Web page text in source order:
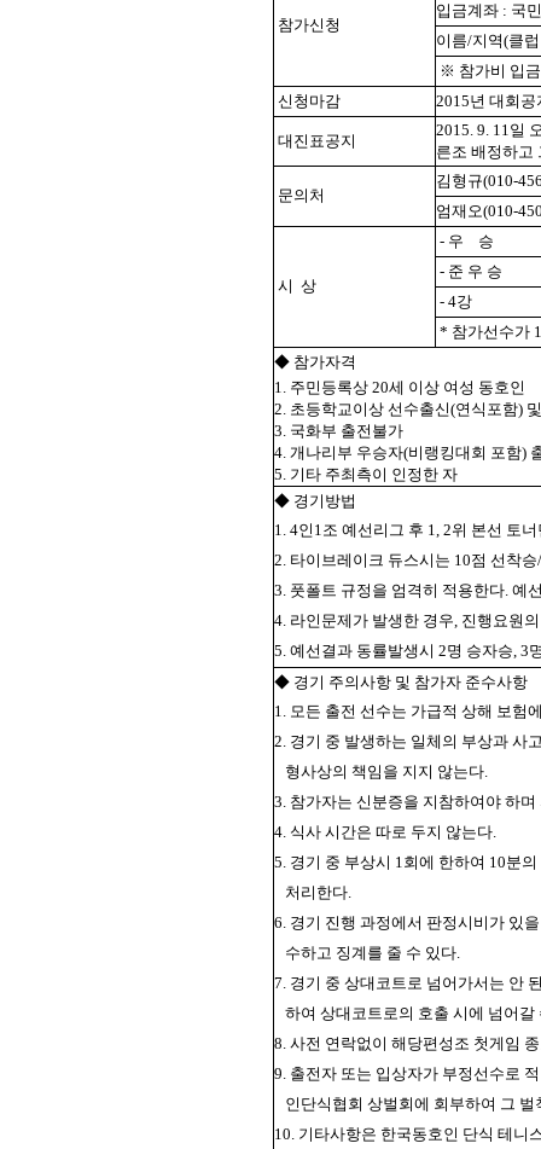
참가신청
입금계좌 : 국
이름/지역(클
※ 참가비 입
신청마감
2015년 대회
대진표공지
2015. 9. 11일
른조 배정하고
문의처
김형규(010-
엄재오(010-
시 상
- 우 승
- 준 우 승
- 4강
* 참가선수가
◆ 참가자격
1. 주민등록상 20세 이상 여성 동호인
2. 초등학교이상 선수출신(연식포함)
3. 국화부 출전불가
4. 개나리부 우승자(비랭킹대회 포함)
5. 기타 주최측이 인정한 자
◆ 경기방법
1. 4인1조 예선리그 후 1, 2위 본선 토
2. 타이브레이크 듀스시는 10점 선착
3. 풋폴트 규정을 엄격히 적용한다. 예
4. 라인문제가 발생한 경우, 진행요원
5. 예선결과 동률발생시 2명 승자승, 3
◆ 경기 주의사항 및 참가자 준수사항
1. 모든 출전 선수는 가급적 상해 보험
2. 경기 중 발생하는 일체의 부상과 사
형사상의 책임을 지지 않는다.
3. 참가자는 신분증을 지참하여야 하
4. 식사 시간은 따로 두지 않는다.
5. 경기 중 부상시 1회에 한하여 10분
처리한다.
6. 경기 진행 과정에서 판정시비가 있
수하고 징계를 줄 수 있다.
7. 경기 중 상대코트로 넘어가서는 안
하여 상대코트로의 호출 시에 넘어갈
8. 사전 연락없이 해당편성조 첫게임
9. 출전자 또는 입상자가 부정선수로
인단식협회 상벌회에 회부하여 그 벌
10. 기타사항은 한국동호인 단식 테니